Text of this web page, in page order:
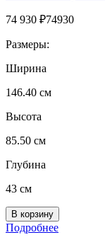
74 930 ₽74930
Размеры:
Ширина
146.40 см
Высота
85.50 см
Глубина
43 см
Подробнее